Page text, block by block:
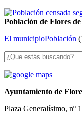
Población de Flores
El municipioPoblación (
Ayuntamiento de
Plaza Generalísimo, nº 1